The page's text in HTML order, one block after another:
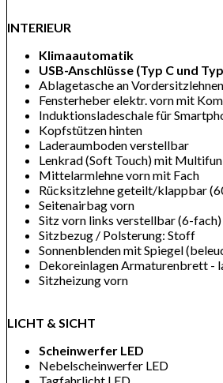
INTERIEUR
Klimaautomatik
USB-Anschlüsse (Typ C und
Ablagetasche an Vordersitzlehnen
Fensterheber elektr. vorn mit
Induktionsladeschale für
Kopfstützen hinten
Laderaumboden verstellbar
Lenkrad (Soft Touch) mit
Mittelarmlehne vorn mit Fach
Rücksitzlehne geteilt/klappbar
Seitenairbag vorn
Sitz vorn links verstellbar (6-fach)
Sitzbezug / Polsterung: Stoff
Sonnenblenden mit Spiegel
Dekoreinlagen Armaturenbrett -
Sitzheizung vorn
LICHT & SICHT
Scheinwerfer LED
Nebelscheinwerfer LED